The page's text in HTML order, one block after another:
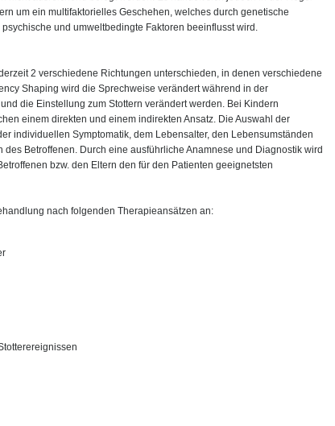
um ein multifaktorielles Geschehen, welches durch genetische
und umweltbedingte Faktoren beeinflusst wird.
2 verschiedene Richtungen unterschieden, in denen verschiedene
Shaping wird die Sprechweise verändert während in der
die Einstellung zum Stottern verändert werden. Bei Kindern
einem direkten und einem indirekten Ansatz. Die Auswahl der
individuellen Symptomatik, dem Lebensalter, den Lebensumständen
Betroffenen. Durch eine ausführliche Anamnese und Diagnostik wird
bzw. den Eltern den für den Patienten geeignetsten
nach folgenden Therapieansätzen an: